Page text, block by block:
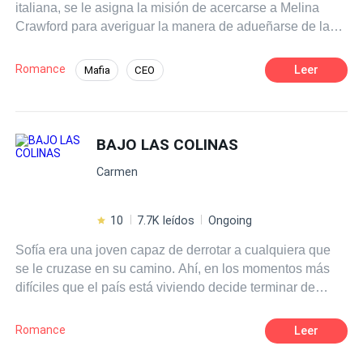
italiana, se le asigna la misión de acercarse a Melina
Crawford para averiguar la manera de adueñarse de la
imagina y que lo mantiene pegado y a la vez alejado de
Melina. Esto los une en un viaje de ida sin regreso que
Romance Mafia CEO
Desafío a las Expectativas
Amor Prohibido
Leer
BAJO LAS COLINAS
Carmen
10 7.7K leídos Ongoing
Sofía era una joven capaz de derrotar a cualquiera que
se le cruzase en su camino. Ahí, en los momentos más
difíciles que el país está viviendo decide terminar de
de presenciar el lado oscuro de la dictadura militar en
Romance Leer